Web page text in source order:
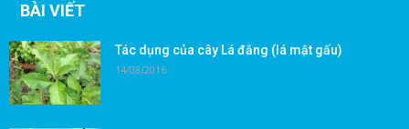
BÀI VIẾT
Tác dụng của cây Lá đắng (lá mật gấu)
14/08/2016